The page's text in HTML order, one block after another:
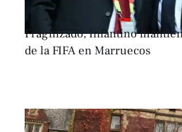
Fragilizado, Infantino
de la FIFA en Marruecos